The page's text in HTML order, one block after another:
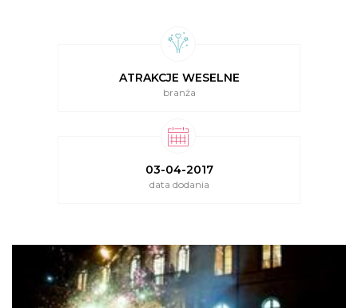
ATRAKCJE WESELNE
branża
03-04-2017
data dodania